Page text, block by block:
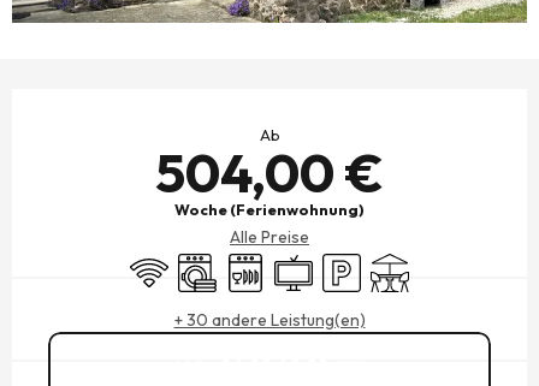
Ab
504,00 €
Woche (Ferienwohnung)
Alle Preise
Wi-Fi Waschmaschine
Geschirrspülmaschine
FernsehenParkplatzTerrasse
+ 30 andere Leistung(en)